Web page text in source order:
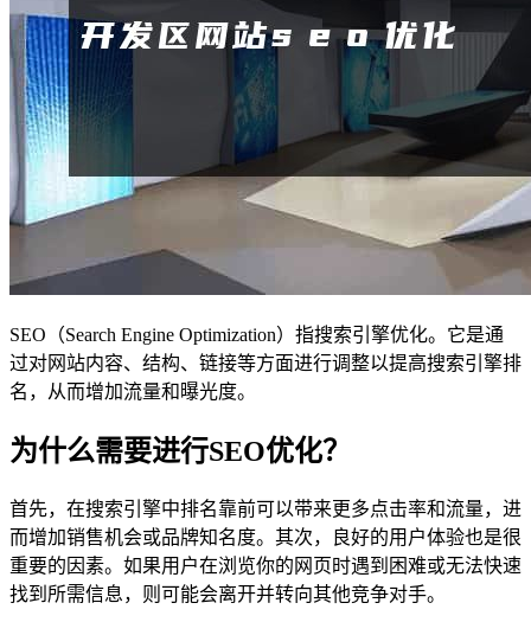
SEO（Search Engine Optimization）指搜索引擎优化。它是通
过对网站内容、结构、链接等方面进行调整以提高搜索引擎排
名，从而增加流量和曝光度。
为什么需要进行SEO优化？
首先，在搜索引擎中排名靠前可以带来更多点击率和流量，进
而增加销售机会或品牌知名度。其次，良好的用户体验也是很
重要的因素。如果用户在浏览你的网页时遇到困难或无法快速
找到所需信息，则可能会离开并转向其他竞争对手。